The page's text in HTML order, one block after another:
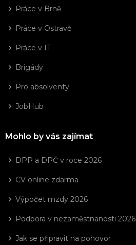
Práce v Brně
Práce v Ostravě
Práce v IT
Brigády
Pro absolventy
JobHub
Mohlo by vás zajímat
DPP a DPČ v roce 2026
CV online zdarma
Výpočet mzdy 2026
Podpora v nezaměstnanosti 2026
Jak se připravit na pohovor